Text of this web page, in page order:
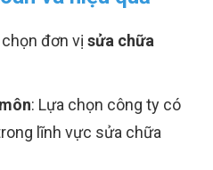
đơn vị sửa chữa
: Lựa chọn công ty có
lĩnh vực sửa chữa